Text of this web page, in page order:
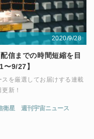
2020/9/28
信までの時間短縮を目
9/27】
を厳選してお届けする連載
新！
衛星 週刊宇宙ニュース